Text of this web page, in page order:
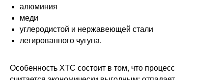
алюминия
меди
углеродистой и нержавеющей стали
легированного чугуна.
Особенность ХТС состоит в том, что процесс